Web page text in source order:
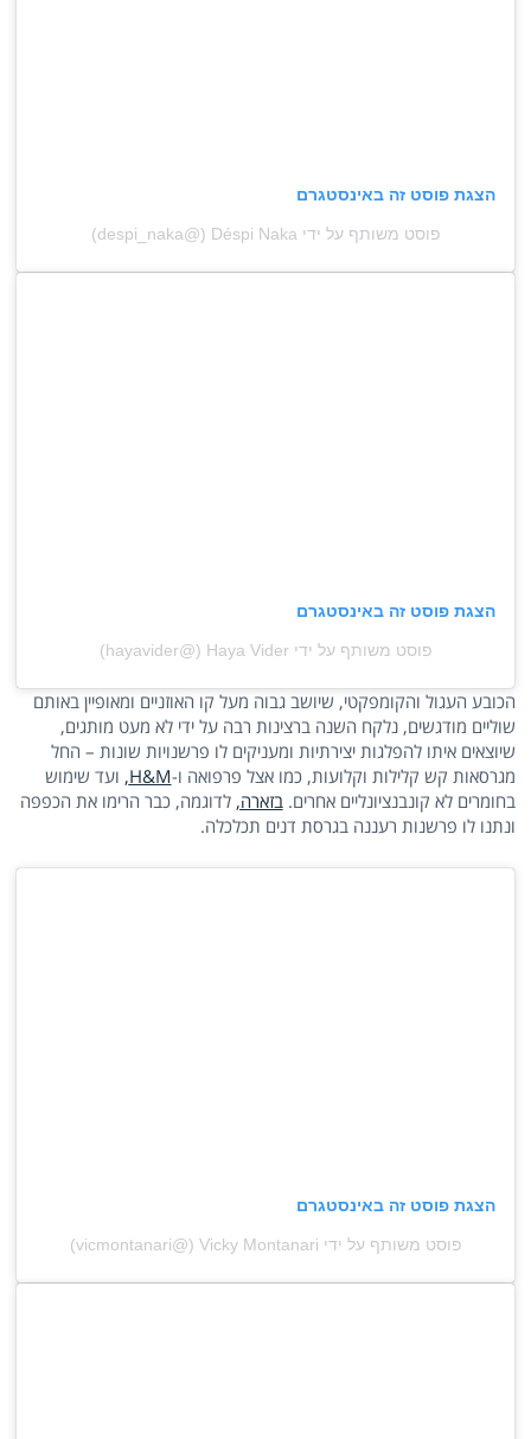
הצגת פוסט זה באינסטגרם
פוסט משותף על ידי ‏‎Déspi Naka‎‏ (@‏‎despi_naka‎‏)
הצגת פוסט זה באינסטגרם
פוסט משותף על ידי ‏‎Haya Vider‎‏ (@‏‎hayavider‎‏)
הכובע העגול והקומפקטי, שיושב גבוה מעל קו האוזניים ומאופיין באותם
שוליים מודגשים, נלקח השנה ברצינות רבה על ידי לא מעט מותגים,
שיוצאים איתו להפלגות יצירתיות ומעניקים לו פרשנויות שונות – החל
מגרסאות קש קלילות וקלועות, כמו אצל פרפואה ו-H&M, ועד שימוש
בחומרים לא קונבנציונליים אחרים.בזארה, לדוגמה, כבר הרימו את הכפפה
ונתנו לו פרשנות רעננה בגרסת דנים תכלכלה.
הצגת פוסט זה באינסטגרם
פוסט משותף על ידי ‏‎Vicky Montanari‎‏ (@‏‎vicmontanari‎‏)